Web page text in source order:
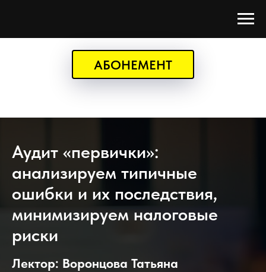
АБОНЕМЕНТ
Аудит «первички»:
анализируем типичные
ошибки и их последствия,
минимизируем налоговые
риски
Лектор: Воронцова Татьяна